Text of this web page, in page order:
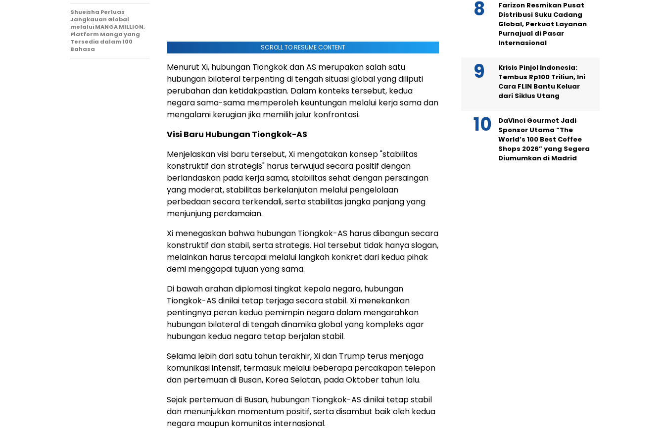
SCROLL TO RESUME CONTENT
Menurut Xi, hubungan Tiongkok dan AS merupakan salah satu
hubungan bilateral terpenting di tengah situasi global yang diliputi
perubahan dan ketidakpastian. Dalam konteks tersebut, kedua
negara sama-sama memperoleh keuntungan melalui kerja sama dan
mengalami kerugian jika memilih jalur konfrontasi.
Visi Baru Hubungan Tiongkok-AS
Menjelaskan visi baru tersebut, Xi mengatakan konsep "stabilitas
konstruktif dan strategis" harus terwujud secara positif dengan
berlandaskan pada kerja sama, stabilitas sehat dengan persaingan
yang moderat, stabilitas berkelanjutan melalui pengelolaan
perbedaan secara terkendali, serta stabilitas jangka panjang yang
menjunjung perdamaian.
Xi menegaskan bahwa hubungan Tiongkok-AS harus dibangun secara
konstruktif dan stabil, serta strategis. Hal tersebut tidak hanya slogan,
melainkan harus tercapai melalui langkah konkret dari kedua pihak
demi menggapai tujuan yang sama.
Di bawah arahan diplomasi tingkat kepala negara, hubungan
Tiongkok-AS dinilai tetap terjaga secara stabil. Xi menekankan
pentingnya peran kedua pemimpin negara dalam mengarahkan
hubungan bilateral di tengah dinamika global yang kompleks agar
hubungan kedua negara tetap berjalan stabil.
Selama lebih dari satu tahun terakhir, Xi dan Trump terus menjaga
komunikasi intensif, termasuk melalui beberapa percakapan telepon
dan pertemuan di Busan, Korea Selatan, pada Oktober tahun lalu.
Sejak pertemuan di Busan, hubungan Tiongkok-AS dinilai tetap stabil
dan menunjukkan momentum positif, serta disambut baik oleh kedua
negara maupun komunitas internasional.
Shueisha Perluas
Jangkauan Global
melalui MANGA MILLION,
Platform Manga yang
Tersedia dalam 100
Bahasa
Farizon Resmikan Pusat
Distribusi Suku Cadang
Global, Perkuat Layanan
Purnajual di Pasar
Internasional
Krisis Pinjol Indonesia:
Tembus Rp100 Triliun, Ini
Cara FLIN Bantu Keluar
dari Siklus Utang
DaVinci Gourmet Jadi
Sponsor Utama “The
World’s 100 Best Coffee
Shops 2026” yang Segera
Diumumkan di Madrid